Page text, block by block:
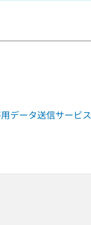
データ送信サービス